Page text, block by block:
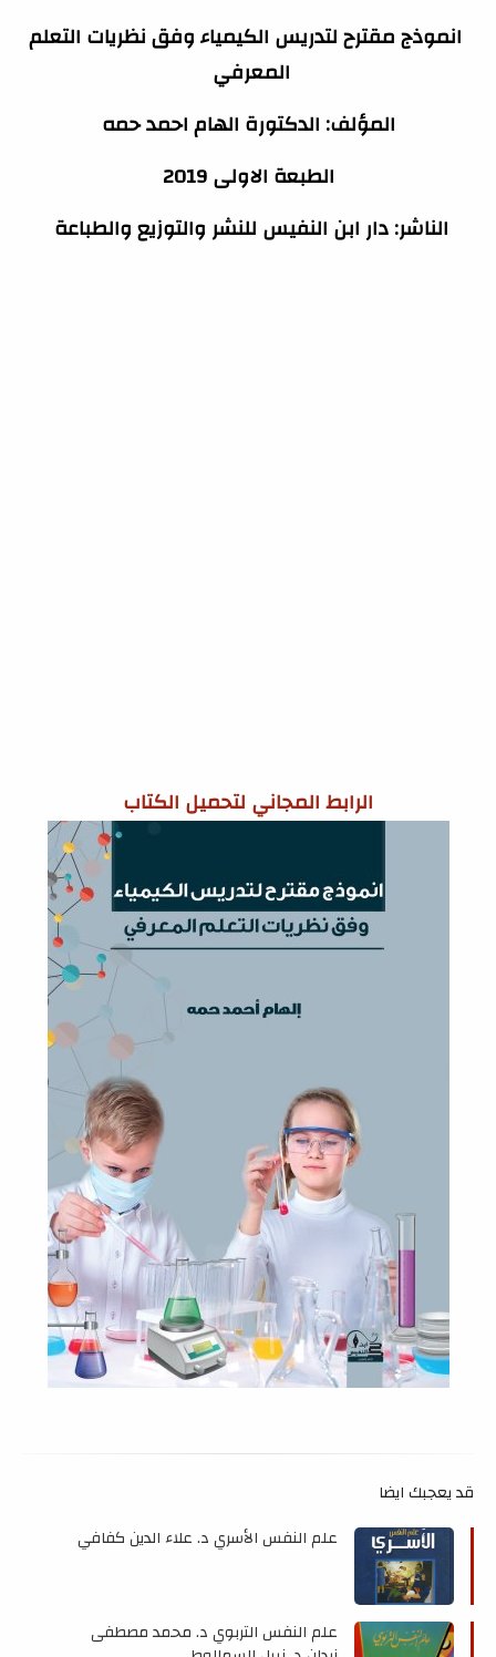
انموذج مقترح لتدريس الكيمياء وفق نظريات التعلم
المعرفي
المؤلف: الدكتورة الهام احمد حمه
الطبعة الاولى 2019
الناشر: دار ابن النفيس للنشر والتوزيع والطباعة
الرابط المجاني لتحميل الكتاب
قد يعجبك ايضا
علم النفس الأسري د. علاء الدين كفافي
علم النفس التربوي د. محمد مصطفى